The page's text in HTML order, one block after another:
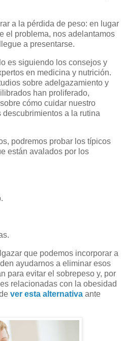
a la pérdida de peso: en lugar
el problema, nos adelantamos
a presentarse.
es siguiendo los consejos y
en medicina y nutrición.
sobre adelgazamiento y
han proliferado,
cómo cuidar nuestro
a la rutina
podremos probar los típicos
están avalados por los
que podemos incorporar a
ayudarnos a eliminar esos
para evitar el sobrepeso y, por
relacionadas con la obesidad
ver esta alternativa ante